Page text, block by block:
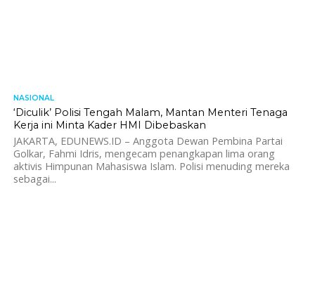
NASIONAL
‘Diculik’ Polisi Tengah Malam, Mantan Menteri Tenaga
Kerja ini Minta Kader HMI Dibebaskan
JAKARTA, EDUNEWS.ID – Anggota Dewan Pembina Partai
Golkar, Fahmi Idris, mengecam penangkapan lima orang
aktivis Himpunan Mahasiswa Islam. Polisi menuding mereka
sebagai...